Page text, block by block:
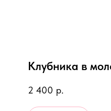
Клубника в
2 400 р.